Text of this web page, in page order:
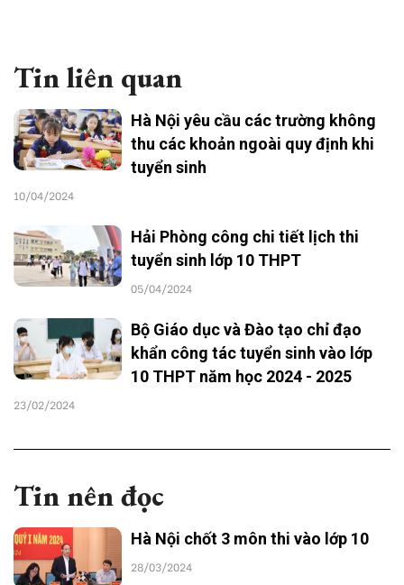
Tin liên quan
Hà Nội yêu cầu các trường không
thu các khoản ngoài quy định khi
tuyển sinh
10/04/2024
Hải Phòng công chi tiết lịch thi
tuyển sinh lớp 10 THPT
05/04/2024
Bộ Giáo dục và Đào tạo chỉ đạo
khẩn công tác tuyển sinh vào lớp
10 THPT năm học 2024 - 2025
23/02/2024
Tin nên đọc
Hà Nội chốt 3 môn thi vào lớp 10
28/03/2024